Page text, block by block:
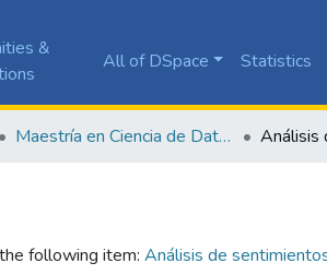
&
All of DSpace Statistics
Maestría en Ciencia de Datos
following item: Análisis de